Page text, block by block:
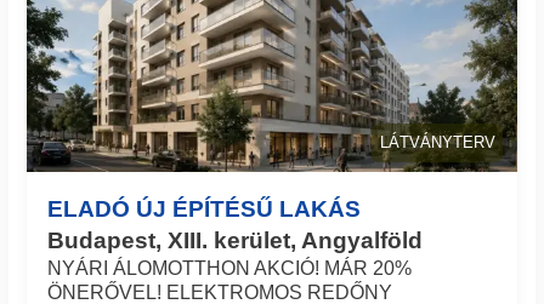
LÁTVÁNYTERV
ELADÓ ÚJ ÉPÍTÉSŰ LAKÁS
Budapest, XIII. kerület, Angyalföld
NYÁRI ÁLOMOTTHON AKCIÓ! MÁR 20%
ÖNERŐVEL! ELEKTROMOS REDŐNY